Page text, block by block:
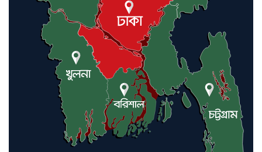
আন্তর্জাতিক মানবাধিকার সম্মেলনে
বিশেষ সম্মাননা পেলেন ফারুক খাঁন,
শ্রীমঙ্গলে সংবর্ধনা